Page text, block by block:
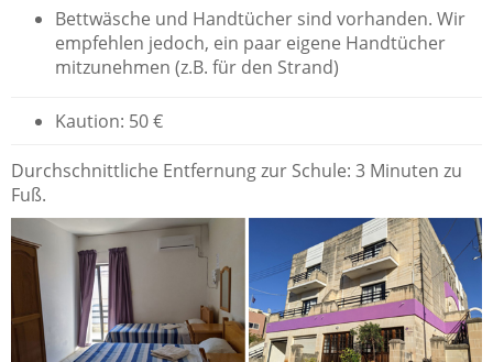
Bettwäsche und Handtücher sind vorhanden. Wir
empfehlen jedoch, ein paar eigene Handtücher
mitzunehmen (z.B. für den Strand)
Kaution: 50 €
Durchschnittliche Entfernung zur Schule: 3 Minuten zu
Fuß.